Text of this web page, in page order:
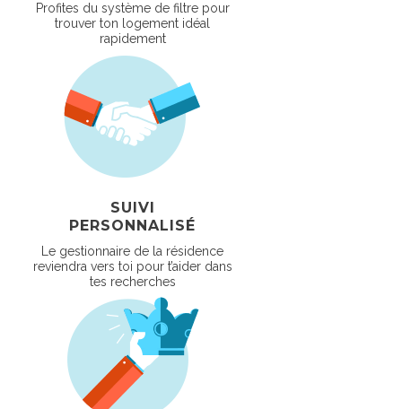
Profites du système de filtre pour
trouver ton logement idéal
rapidement
SUIVI
PERSONNALISÉ
Le gestionnaire de la résidence
reviendra vers toi pour t’aider dans
tes recherches